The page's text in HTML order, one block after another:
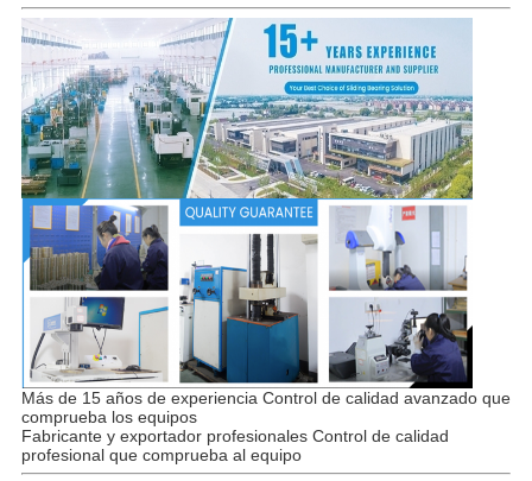
Más de 15 años de experiencia Control de calidad avanzado que
comprueba los equipos
Fabricante y exportador profesionales Control de calidad
profesional que comprueba al equipo